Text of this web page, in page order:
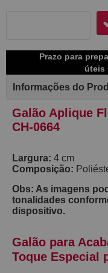
Prazo para
úteis
Informações do
Galão Aplique
CH-0664
Largura: 4 cm
Composição:
Obs: As imagens
tonalidades
dispositivo.
Galão para
Toque Especial